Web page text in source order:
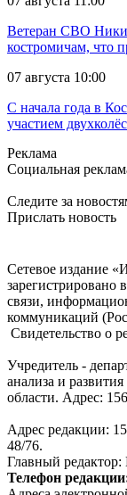
Ветеран СВО
костромичам, что
07 августа 10:00
С начала года в
участием
Реклама
Социальная
Следите за
Прислать новость
Сетевое издание
зарегистрировано
связи,
коммуникаций
Свидетельство о
Учредитель -
анализа и
области. Адрес:
Адрес редакции:
48/76.
Главный
Телефон